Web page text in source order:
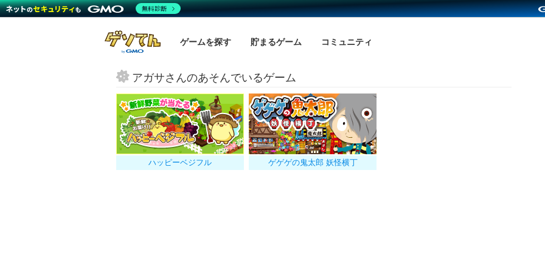
ゲームを探す 貯まるゲーム コミュニティ
アガサさんのあそんでいるゲーム
ハッピーベジフル ゲゲゲの鬼太郎 妖怪横丁
無料診断